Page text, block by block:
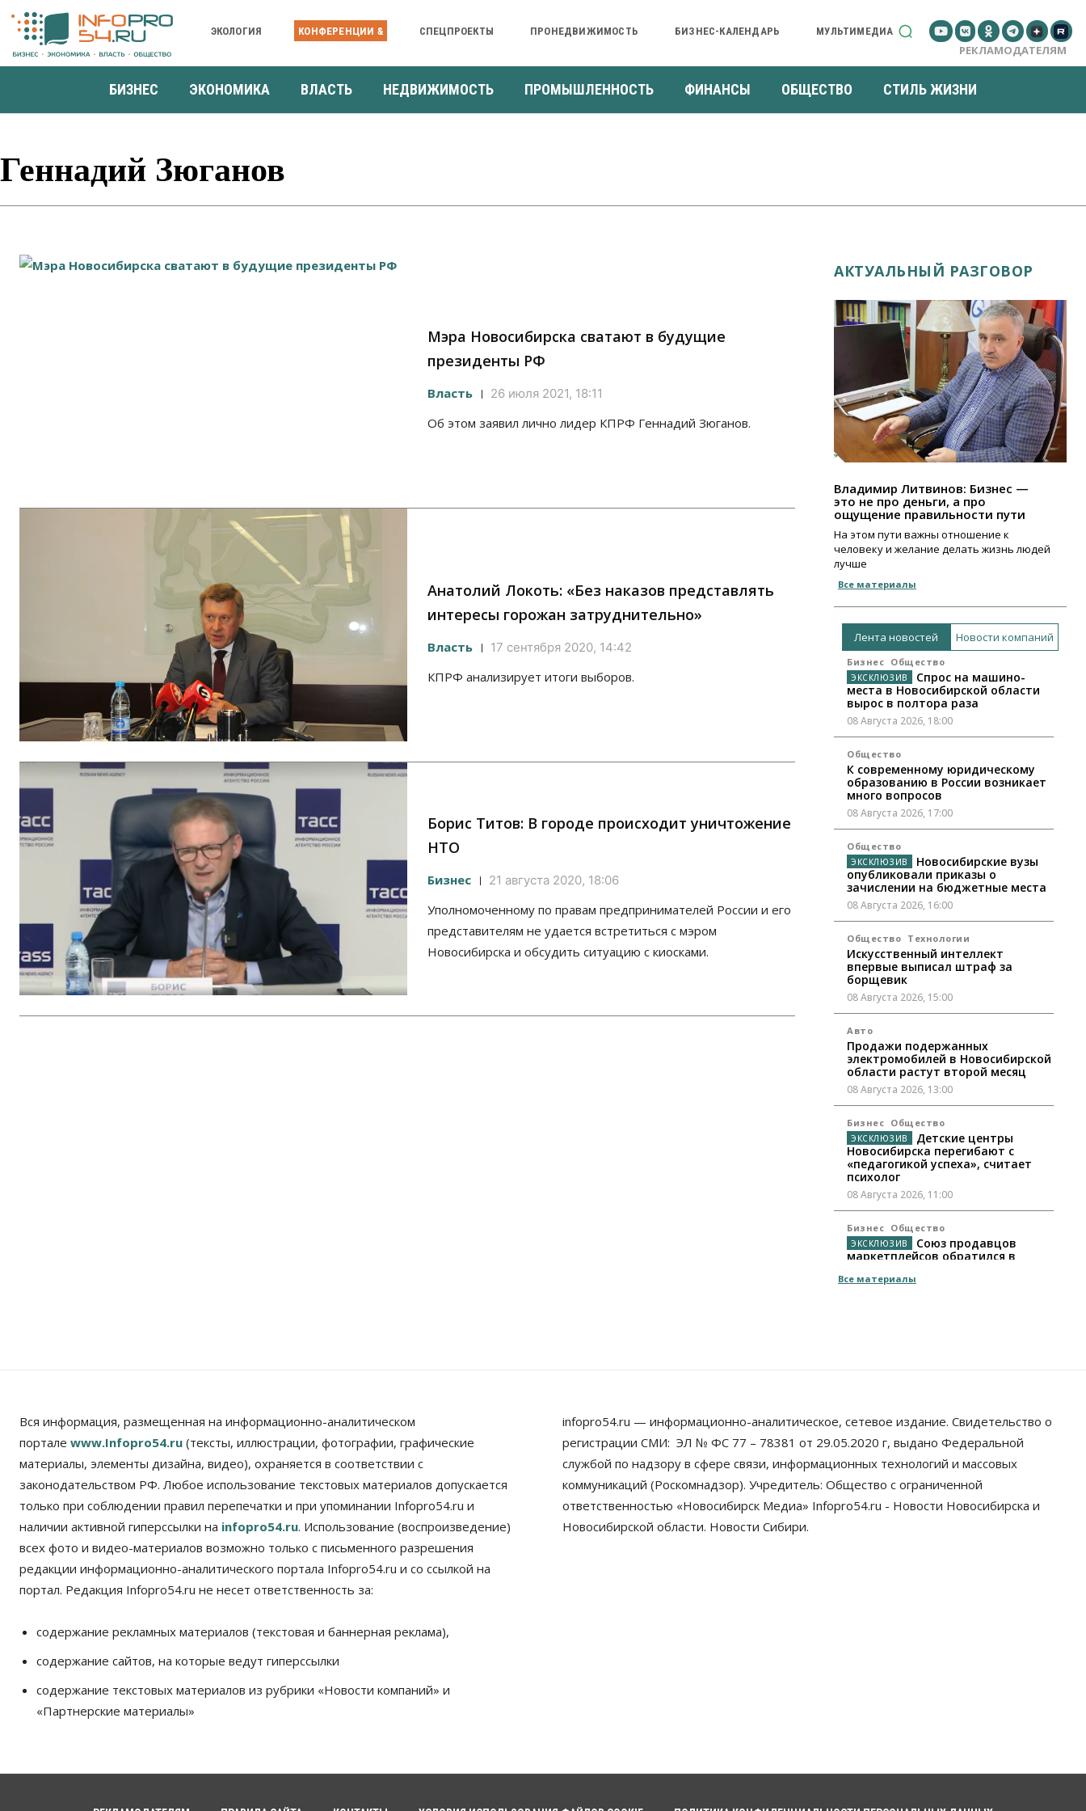
ЭКОЛОГИЯ КОНФЕРЕНЦИИ & СПЕЦПРОЕКТЫ ПРОНЕДВИЖИМОСТЬ БИЗНЕС-КАЛЕНДАРЬ МУЛЬТИМЕДИА
РЕКЛАМОДАТЕЛЯМ
БИЗНЕС ЭКОНОМИКА ВЛАСТЬ НЕДВИЖИМОСТЬ ПРОМЫШЛЕННОСТЬ ФИНАНСЫ ОБЩЕСТВО СТИЛЬ ЖИЗНИ
Геннадий Зюганов
Мэра Новосибирска сватают в будущие
президенты РФ
Власть 26 июля 2021, 18:11
Об этом заявил лично лидер КПРФ Геннадий Зюганов.
Анатолий Локоть: «Без наказов представлять
интересы горожан затруднительно»
Власть 17 сентября 2020, 14:42
КПРФ анализирует итоги выборов.
Борис Титов: В городе происходит уничтожение
НТО
Бизнес 21 августа 2020, 18:06
Уполномоченному по правам предпринимателей России и его
представителям не удается встретиться с мэром
Новосибирска и обсудить ситуацию с киосками.
АКТУАЛЬНЫЙ РАЗГОВОР
Владимир Литвинов: Бизнес —
это не про деньги, а про
ощущение правильности пути
На этом пути важны отношение к
человеку и желание делать жизнь людей
лучше
Все материалы
Лента новостей Новости компаний
Бизнес Общество
Спрос на машино-
места в Новосибирской области
вырос в полтора раза
08 Августа 2026, 18:00
Общество
К современному юридическому
образованию в России возникает
много вопросов
08 Августа 2026, 17:00
Общество
Новосибирские вузы
опубликовали приказы о
зачислении на бюджетные места
08 Августа 2026, 16:00
Общество Технологии
Искусственный интеллект
впервые выписал штраф за
борщевик
08 Августа 2026, 15:00
Авто
Продажи подержанных
электромобилей в Новосибирской
области растут второй месяц
08 Августа 2026, 13:00
Бизнес Общество
Детские центры
Новосибирска перегибают с
«педагогикой успеха», считает
психолог
08 Августа 2026, 11:00
Бизнес Общество
Союз продавцов
маркетплейсов обратился в
WB
В Новосибирской
области резко сократился
грузооборот в автоперевозках
07 Августа 2026, 19:00
Общество
Все материалы
Вся информация, размещенная на информационно-аналитическом
портале www.Infopro54.ru (тексты, иллюстрации, фотографии, графические
материалы, элементы дизайна, видео), охраняется в соответствии с
законодательством РФ. Любое использование текстовых материалов допускается
только при соблюдении правил перепечатки и при упоминании Infopro54.ru и
наличии активной гиперссылки на infopro54.ru. Использование (воспроизведение)
всех фото и видео-материалов возможно только с письменного разрешения
редакции информационно-аналитического портала Infopro54.ru и со ссылкой на
портал. Редакция Infopro54.ru не несет ответственность за:
содержание рекламных материалов (текстовая и баннерная реклама),
содержание сайтов, на которые ведут гиперссылки
содержание текстовых материалов из рубрики «Новости компаний» и
«Партнерские материалы»
infopro54.ru — информационно-аналитическое, сетевое издание. Свидетельство о
регистрации СМИ: ЭЛ № ФС 77 – 78381 от 29.05.2020 г, выдано Федеральной
службой по надзору в сфере связи, информационных технологий и массовых
коммуникаций (Роскомнадзор). Учредитель: Общество с ограниченной
ответственностью «Новосибирск Медиа» Infopro54.ru - Новости Новосибирска и
Новосибирской области. Новости Сибири.